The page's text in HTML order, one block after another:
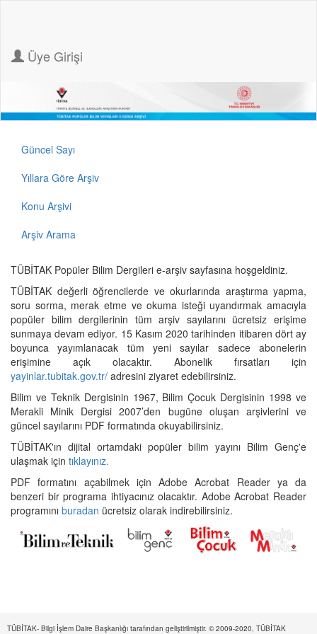
Üye Girişi
Güncel Sayı
Yıllara Göre Arşiv
Konu Arşivi
Arşiv Arama
TÜBİTAK Popüler Bilim Dergileri e-arşiv sayfasına hoşgeldiniz.
TÜBİTAK değerli öğrencilerde ve okurlarında araştırma yapma,
soru sorma, merak etme ve okuma isteği uyandırmak amacıyla
popüler bilim dergilerinin tüm arşiv sayılarını ücretsiz erişime
sunmaya devam ediyor. 15 Kasım 2020 tarihinden itibaren dört ay
boyunca yayımlanacak tüm yeni sayılar sadece abonelerin
erişimine açık olacaktır. Abonelik fırsatları için
yayinlar.tubitak.gov.tr/ adresini ziyaret edebilirsiniz.
Bilim ve Teknik Dergisinin 1967, Bilim Çocuk Dergisinin 1998 ve
Merakli Minik Dergisi 2007’den bugüne oluşan arşivlerini ve
güncel sayılarını PDF formatında okuyabilirsiniz.
TÜBİTAK'ın dijital ortamdaki popüler bilim yayını Bilim Genç'e
ulaşmak için tıklayınız.
PDF formatını açabilmek için Adobe Acrobat Reader ya da
benzeri bir programa ihtiyacınız olacaktır. Adobe Acrobat Reader
programını buradan ücretsiz olarak indirebilirsiniz.
TÜBİTAK- Bilgi İşlem Daire Başkanlığı tarafından geliştirilmiştir. © 2009-2020, TÜBİTAK